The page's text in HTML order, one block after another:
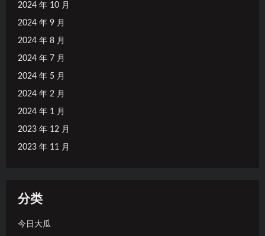
2024 年 10 月
2024 年 9 月
2024 年 8 月
2024 年 7 月
2024 年 5 月
2024 年 2 月
2024 年 1 月
2023 年 12 月
2023 年 11 月
分类
今日大瓜